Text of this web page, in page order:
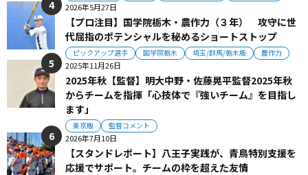
2026年5月27日
【プロ注目】国学院栃木・農作力（３年） 攻守に世
代屈指のポテンシャルを秘めるショートストップ
ピックアップ選手 国学院栃木 埼玉/群馬/栃木版 農作力
2025年11月26日
2025年秋【監督】明大中野・佐藤晃平監督2025年秋
からチームを指揮「心技体で『強いチーム』を目指し
ます」
東京版 監督コメント
2026年7月10日
【スタンドレポート】八王子実践が、青鳥特別支援を
応援でサポート。チームの枠を超えた友情